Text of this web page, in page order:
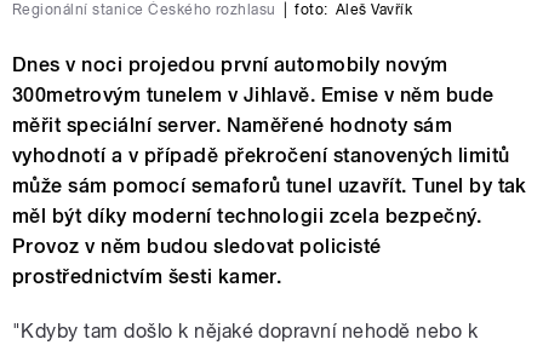
Regionální stanice Českého rozhlasu foto: Aleš Vavřík
Dnes v noci projedou první automobily novým
300metrovým tunelem v Jihlavě. Emise v něm bude
měřit speciální server. Naměřené hodnoty sám
vyhodnotí a v případě překročení stanovených limitů
může sám pomocí semaforů tunel uzavřít. Tunel by tak
měl být díky moderní technologii zcela bezpečný.
Provoz v něm budou sledovat policisté
prostřednictvím šesti kamer.
"Kdyby tam došlo k nějaké dopravní nehodě nebo k